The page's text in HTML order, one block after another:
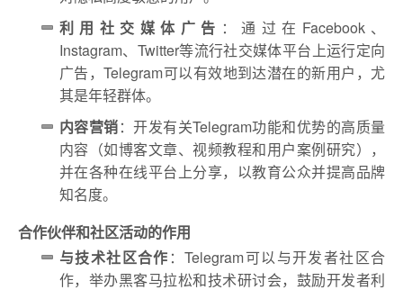
利用社交媒体广告 ：通过在Facebook、
Instagram、Twitter等流行社交媒体平台上运行定向
广告，Telegram可以有效地到达潜在的新用户，尤
其是年轻群体。
内容营销：开发有关Telegram功能和优势的高质量
内容（如博客文章、视频教程和用户案例研究），
并在各种在线平台上分享，以教育公众并提高品牌
知名度。
合作伙伴和社区活动的作用
与技术社区合作 ：Telegram可以与开发者社区合
作，举办黑客马拉松和技术研讨会，鼓励开发者利